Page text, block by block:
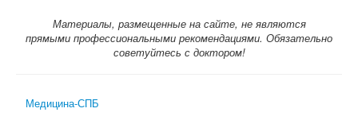
Материалы, размещенные на сайте, не являются
прямыми профессиональными рекомендациями. Обязательно
советуйтесь с доктором!
Медицина-СПБ